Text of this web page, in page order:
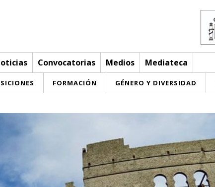
Convocatorias Medios Mediateca
FORMACIÓN GÉNERO Y DIVERSIDAD